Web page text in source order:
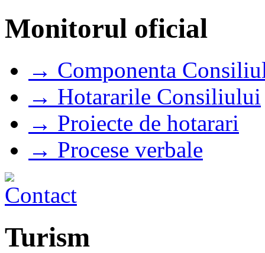
Monitorul oficial
→ Componenta
→ Hotararile Consiliului
→ Proiecte de hotarari
→ Procese verbale
Turism